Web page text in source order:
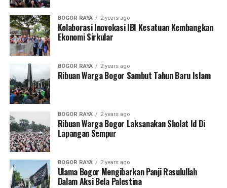
akar-akarnya, menghancurkan kekuasaan Rafidhah.
Menampakkan (menzahirkan) sunnah, membangun
madrasah-madrasah di Halb, Hamsh, Damasqus dan
Ba’labak, juga membangun masjid-masjid Jami’ dan
pesantren hadits.
RELATED TOPICS: FEATURED KISAH
UP NEXT
Kubus Megah Impian
DON'T MISS
Lautan Ilmu Dari Madinah
BOGOR RAYA 2 years ago
Kolaborasi Inovokasi IBI Kesatuan Kembangkan
Ekonomi Sirkular
BOGOR RAYA 2 years ago
Ribuan Warga Bogor Sambut Tahun Baru Islam
BOGOR RAYA 2 years ago
Ribuan Warga Bogor Laksanakan Sholat Id Di
Lapangan Sempur
BOGOR RAYA 2 years ago
Ulama Bogor Mengibarkan Panji Rasulullah
Dalam Aksi Bela Palestina